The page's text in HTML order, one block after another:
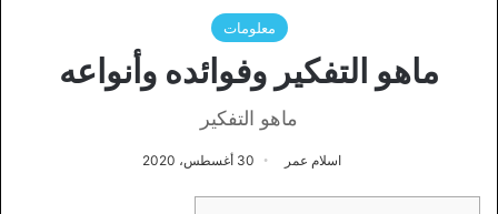
معلومات
ماهو التفكير وفوائده وأنواعه
ماهو التفكير
اسلام عمر 30 أغسطس، 2020